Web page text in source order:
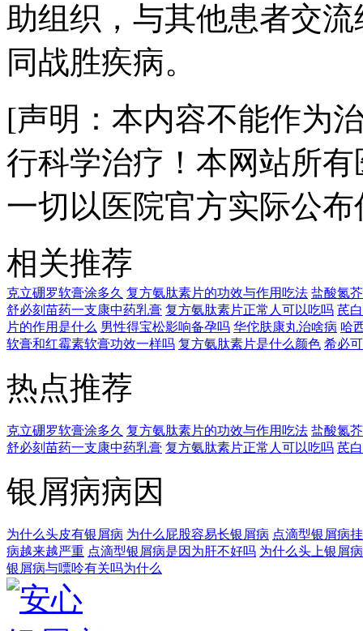
助组织，与其他患者交
同战胜疾病。
[声明：本内容不能作为
行科学治疗！本网站所
一切以医院官方实际公
相关推荐
克立硼罗软膏涂多久 复方氨肽素片的功效与作用吃法 盐酸氮
舒必刻苗药一支康中药乳膏 复方氨肽素片正常人可以吃吗 芪
片的作用是什么 男性得宝松影响备孕吗 华佗肤康丸治啥病 哈
软膏和红霉素软膏功效一样吗 复方氨肽素片是什么颜色 希必
热点推荐
克立硼罗软膏涂多久 复方氨肽素片的功效与作用吃法 盐酸氮
舒必刻苗药一支康中药乳膏 复方氨肽素片正常人可以吃吗 芪
银屑病病因
为什么头皮有银屑病 为什么屁股容易长银屑病 点滴型银屑病
病越来越严重 点滴型银屑病是因为肝不好吗 为什么头上银屑
银屑病与嘌呤有关吗为什么